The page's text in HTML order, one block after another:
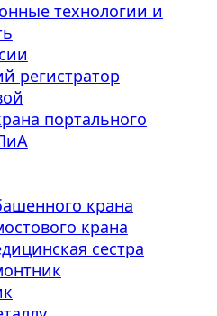
технологии и
регистратор
портального
крана
крана
сестра